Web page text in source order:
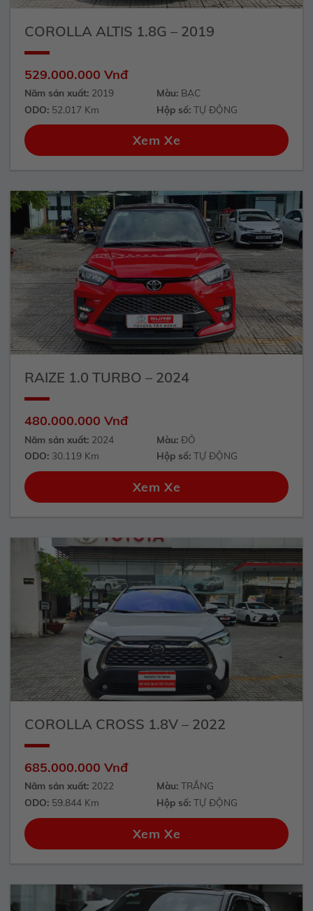
COROLLA ALTIS 1.8G – 2019
529.000.000 Vnđ
Năm sản xuất:2019 Màu: BẠC
ODO:52.017 Km Hộp số: TỰ ĐỘNG
Xem Xe
RAIZE 1.0 TURBO – 2024
480.000.000 Vnđ
Năm sản xuất:2024 Màu: ĐỎ
ODO:30.119 Km Hộp số: TỰ ĐỘNG
Xem Xe
COROLLA CROSS 1.8V – 2022
685.000.000 Vnđ
Năm sản xuất:2022 Màu: TRẮNG
ODO:59.844 Km Hộp số: TỰ ĐỘNG
Xem Xe